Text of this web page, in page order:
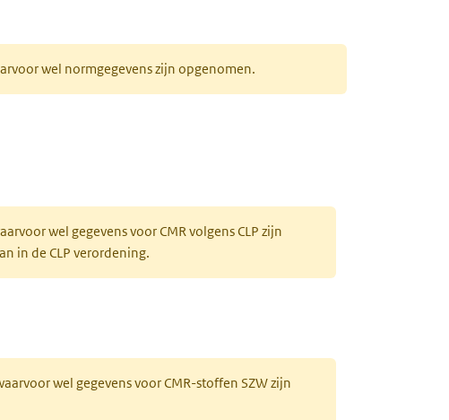
wel normgegevens zijn opgenomen.
wel gegevens voor CMR volgens CLP zijn
in de CLP verordening.
wel gegevens voor CMR-stoffen SZW zijn